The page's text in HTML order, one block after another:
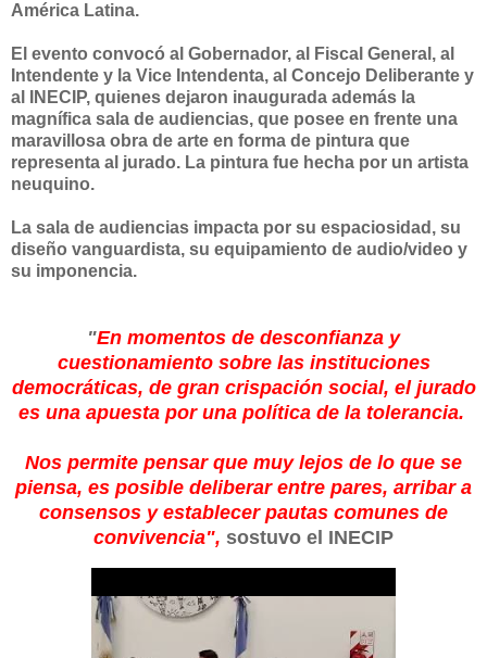
América Latina.
El evento convocó al Gobernador, al Fiscal General, al
Intendente y la Vice Intendenta, al Concejo Deliberante y
al INECIP, quienes dejaron inaugurada además la
magnífica sala de audiencias, que posee en frente una
maravillosa obra de arte en forma de pintura que
representa al jurado. La pintura fue hecha por un artista
neuquino.
La sala de audiencias impacta por su espaciosidad, su
diseño vanguardista, su equipamiento de audio/video y
su imponencia.
⁣"En momentos de desconfianza y
cuestionamiento sobre las instituciones
democráticas, de gran crispación social, el jurado
es una apuesta por una política de la tolerancia.
Nos permite pensar que muy lejos de lo que se
piensa, es posible deliberar entre pares, arribar a
consensos y establecer pautas comunes de
convivencia", sostuvo el INECIP